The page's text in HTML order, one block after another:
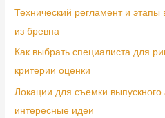
Технический регламент и
из бревна
Как выбрать специалиста для
критерии оценки
Локации для съемки
интересные идеи